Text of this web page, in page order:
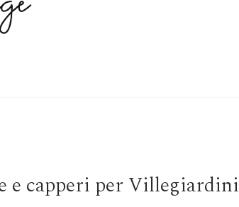
e capperi per Villegiardini